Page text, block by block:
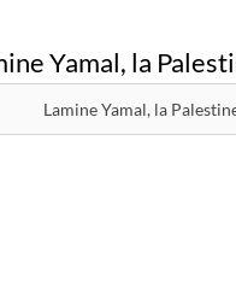
Lamine Yamal, la